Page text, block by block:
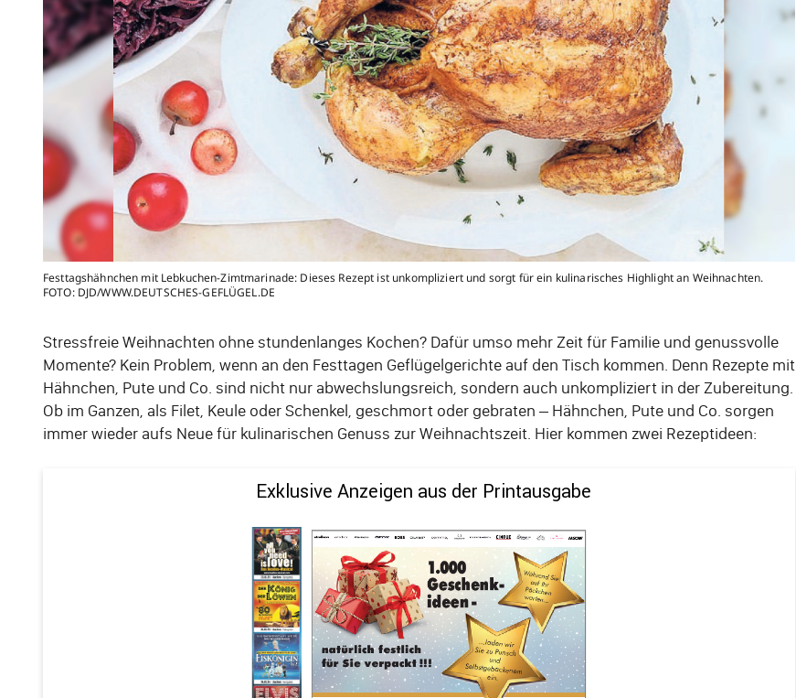
Festtagshähnchen mit Lebkuchen-Zimtmarinade: Dieses Rezept ist unkompliziert und sorgt für ein kulinarisches Highlight an Weihnachten.
FOTO: DJD/WWW.DEUTSCHES-GEFLÜGEL.DE
Stressfreie Weihnachten ohne stundenlanges Kochen? Dafür umso mehr Zeit für Familie und genussvolle
Momente? Kein Problem, wenn an den Festtagen Geflügelgerichte auf den Tisch kommen. Denn Rezepte mit
Hähnchen, Pute und Co. sind nicht nur abwechslungsreich, sondern auch unkompliziert in der Zubereitung.
Ob im Ganzen, als Filet, Keule oder Schenkel, geschmort oder gebraten – Hähnchen, Pute und Co. sorgen
immer wieder aufs Neue für kulinarischen Genuss zur Weihnachtszeit. Hier kommen zwei Rezeptideen:
Exklusive Anzeigen aus der Printausgabe